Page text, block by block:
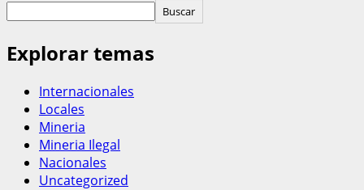
Buscar
Explorar temas
Internacionales
Locales
Mineria
Mineria Ilegal
Nacionales
Uncategorized